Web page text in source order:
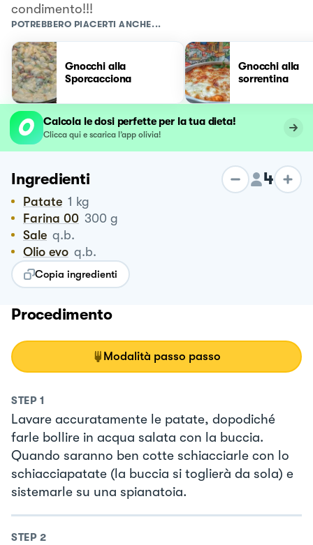
condimento!!!
POTREBBERO PIACERTI ANCHE...
Gnocchi alla
Sporcacciona
Gnocchi alla
sorrentina
Calcola le dosi perfette per la tua dieta!
Clicca qui e scarica l’app olivia!
Ingredienti 4
Patate 1 kg
Farina 00 300 g
Sale q.b.
Olio evo q.b.
Copia ingredienti
Procedimento
Modalità passo passo
STEP 1
Lavare accuratamente le patate, dopodiché
farle bollire in acqua salata con la buccia.
Quando saranno ben cotte schiacciarle con lo
schiacciapatate (la buccia si toglierà da sola) e
sistemarle su una spianatoia.
STEP 2